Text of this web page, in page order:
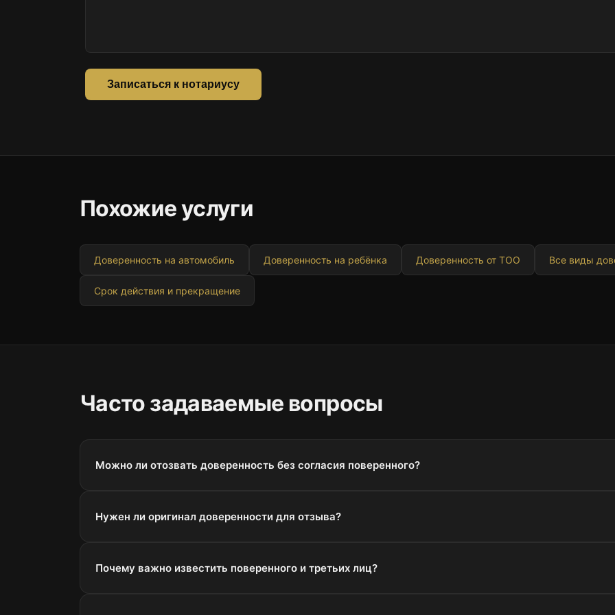
Записаться к нотариусу
Похожие услуги
Доверенность на автомобиль Доверенность на ребёнка Доверенность от ТОО Все виды
Срок действия и прекращение
Часто задаваемые вопросы
Можно ли отозвать доверенность без согласия поверенного?
Нужен ли оригинал доверенности для отзыва?
Почему важно известить поверенного и третьих лиц?